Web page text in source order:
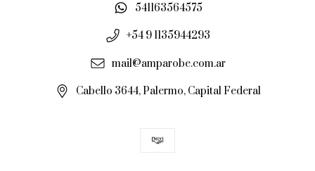
541163564575
+54 9 1135944293
mail@amparobe.com.ar
Cabello 3644, Palermo, Capital Federal